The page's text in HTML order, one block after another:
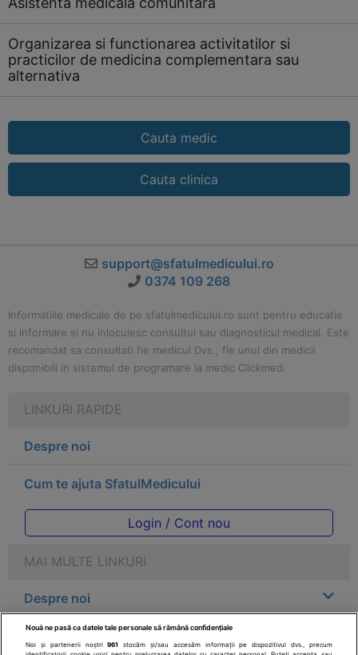
Organizarea si functionarea activitatilor si
practicilor de medicina complementara sau
alternativa
Cauta medic
Cauta clinica
support@sfatulmedicului.ro
0374 109 268
Informatiile medicale de pe sfatulmedicului.ro sunt pentru educatie
si informare si nu inlocuiesc consultul sau diagnosticul medical. Este
recomandat sa consultati fie medicul Dvs., fie unul din medicii
disponibili in sistemul de programare la medic Clickmed.
LINKURI RAPIDE
Despre noi
Cum te ajuta SfatulMedicului
Login / Cont nou
MAI MULTE LINKURI
Despre noi
Legal
Nouă ne pasă ca datele tale personale să rămână confidențiale
Noi și partenerii noștri961
stocăm și/sau accesăm informații pe dispozitivul dvs., precum